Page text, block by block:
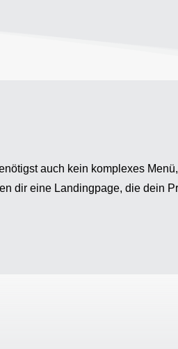
auch kein komplexes
dir eine Landingpage, die dein